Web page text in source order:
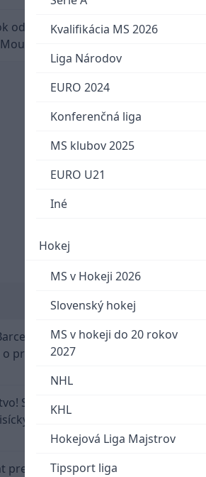
Kvalifikácia MS 2026
Liga Národov
EURO 2024
Konferenčná liga
MS klubov 2025
EURO U21
Iné
Hokej
MS v Hokeji 2026
Slovenský hokej
MS v hokeji do 20 rokov
2027
NHL
KHL
Hokejová Liga Majstrov
Tipsport liga
od Slovenska: Borbélyho
hviezdy
a odmietol Real.
prestupovej čiastke
Salaha vítali na štadióne
fanúšikov
pre Zdena Cháru! Na